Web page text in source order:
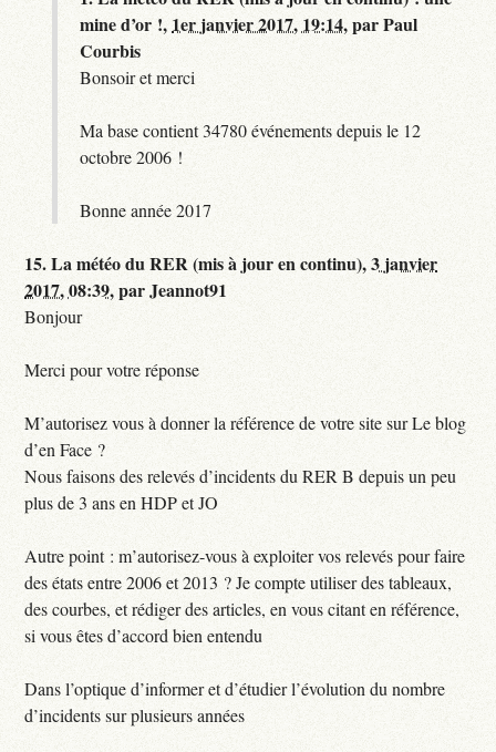
mine d’or !, 1er janvier 2017, 19:14,parPaul
Courbis
Bonsoir et merci
Ma base contient 34780 événements depuis le 12
octobre 2006 !
Bonne année 2017
15.La météo du RER (mis à jour en continu),3 janvier
2017, 08:39,parJeannot91
Bonjour
Merci pour votre réponse
M’autorisez vous à donner la référence de votre site sur Le blog
d’en Face ?
Nous faisons des relevés d’incidents du RER B depuis un peu
plus de 3 ans en HDP et JO
Autre point : m’autorisez-vous à exploiter vos relevés pour faire
des états entre 2006 et 2013 ? Je compte utiliser des tableaux,
des courbes, et rédiger des articles, en vous citant en référence,
si vous êtes d’accord bien entendu
Dans l’optique d’informer et d’étudier l’évolution du nombre
d’incidents sur plusieurs années